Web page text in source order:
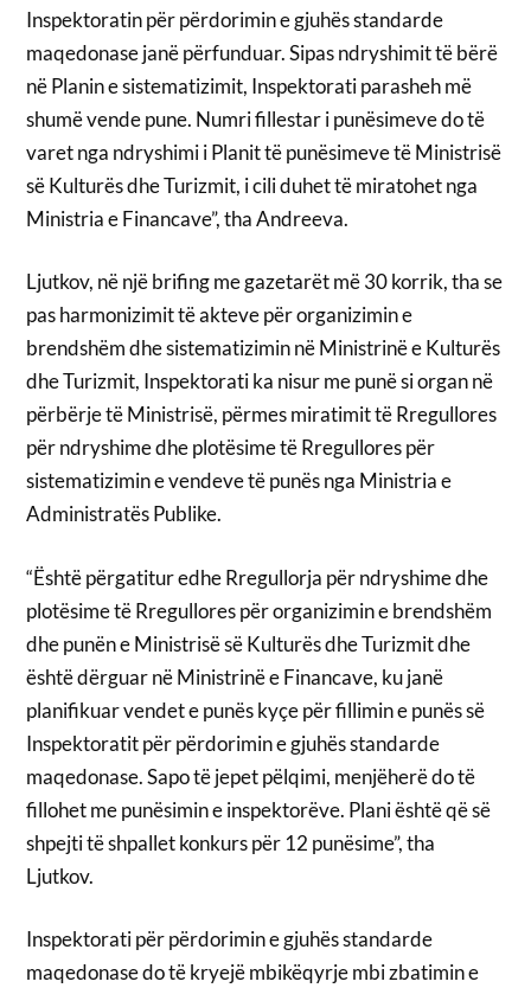
Inspektoratin për përdorimin e gjuhës standarde
maqedonase janë përfunduar. Sipas ndryshimit të bërë
në Planin e sistematizimit, Inspektorati parasheh më
shumë vende pune. Numri fillestar i punësimeve do të
varet nga ndryshimi i Planit të punësimeve të Ministrisë
së Kulturës dhe Turizmit, i cili duhet të miratohet nga
Ministria e Financave”, tha Andreeva.
Ljutkov, në një brifing me gazetarët më 30 korrik, tha se
pas harmonizimit të akteve për organizimin e
brendshëm dhe sistematizimin në Ministrinë e Kulturës
dhe Turizmit, Inspektorati ka nisur me punë si organ në
përbërje të Ministrisë, përmes miratimit të Rregullores
për ndryshime dhe plotësime të Rregullores për
sistematizimin e vendeve të punës nga Ministria e
Administratës Publike.
“Është përgatitur edhe Rregullorja për ndryshime dhe
plotësime të Rregullores për organizimin e brendshëm
dhe punën e Ministrisë së Kulturës dhe Turizmit dhe
është dërguar në Ministrinë e Financave, ku janë
planifikuar vendet e punës kyçe për fillimin e punës së
Inspektoratit për përdorimin e gjuhës standarde
maqedonase. Sapo të jepet pëlqimi, menjëherë do të
fillohet me punësimin e inspektorëve. Plani është që së
shpejti të shpallet konkurs për 12 punësime”, tha
Ljutkov.
Inspektorati për përdorimin e gjuhës standarde
maqedonase do të kryejë mbikëqyrje mbi zbatimin e